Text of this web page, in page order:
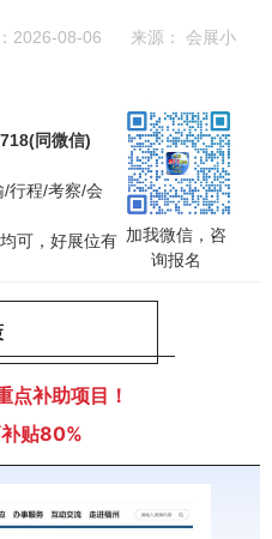
2026-08-06 来源： 会展小
同微信)
行程/考察/会
可，好展位有 加我微信，咨
询报名
点补助项目！
贴80%